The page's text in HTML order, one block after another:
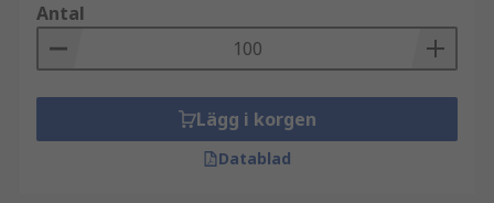
Antal
Lägg i korgen
Datablad